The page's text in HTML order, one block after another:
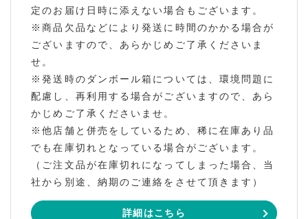
定のお届け日時に添えない場合もございます。
※商品欠品などにより発送に時間のかかる場合が
ございますので、あらかじめご了承くださいま
せ。
※発送時のダンボール箱については、環境問題に
配慮し、再利用する場合がございますので、あら
かじめご了承くださいませ。
※他店舗と併売をしているため、稀に在庫あり品
でも在庫切れとなっている場合がございます。
（ご注文品が在庫切れになってしまった場合、当
社から別途、納期のご連絡をさせて頂きます）
詳細はこちら